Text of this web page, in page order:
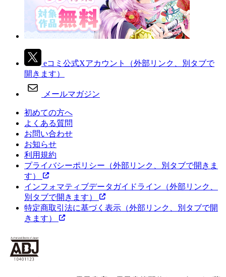
eコミ公式Xアカウント
（外部リンク、別タブで
開きます）
メールマガジン
初めての方へ
よくある質問
お問い合わせ
お知らせ
利用規約
プライバシーポリシー （外部リンク、別タブで開きま
す）
インフォマティブデータガイドライン （外部リンク、
別タブで開きます）
特定商取引法に基づく表示 （外部リンク、別タブで開
きます）